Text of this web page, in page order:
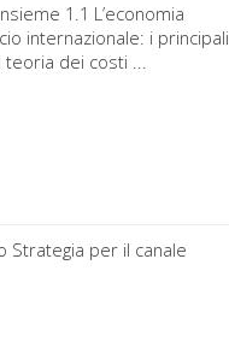
1.1 L’economia
internazionale: i principali
teoria dei costi ...
Strategia per il canale